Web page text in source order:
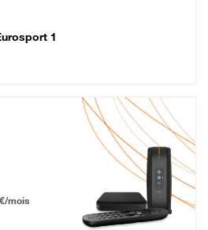
1
mois puis 57,99 € par mois, Engagement 12 mois
mois